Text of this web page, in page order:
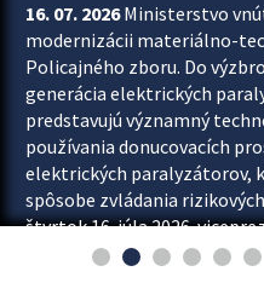
16. 07. 2026Ministerstvo
modernizácii materiálno-
Policajného zboru. Do
generácia elektrických
predstavujú významný
používania donucovacích
elektrických paralyzátorov,
spôsobe zvládania
štvrtok 16. júla 2026
Rastislav Polakovič a riaditeľ